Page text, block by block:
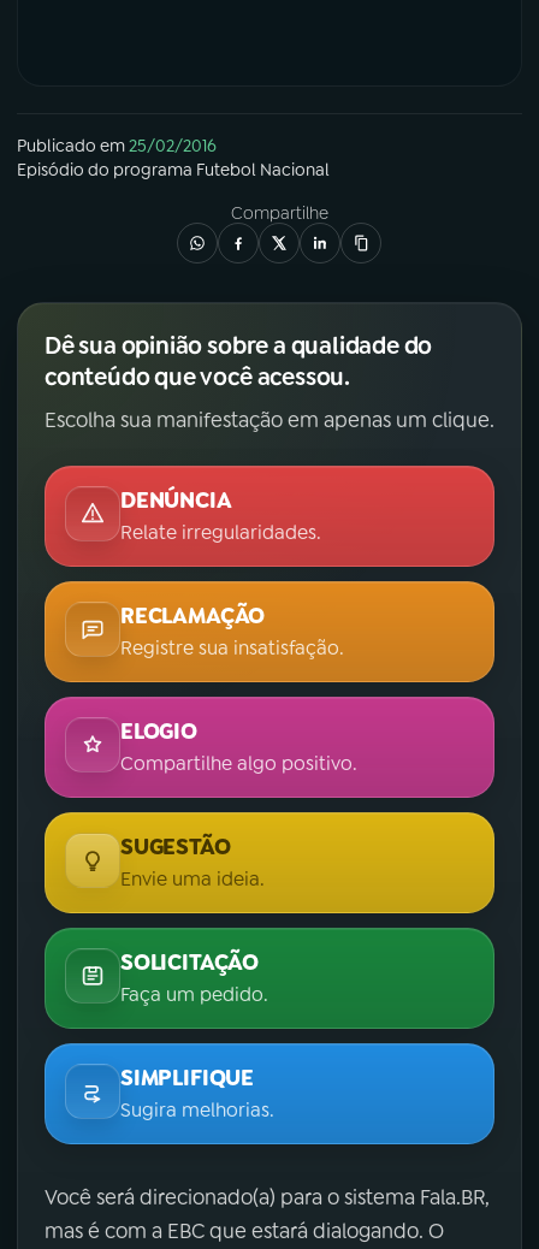
Publicado em25/02/2016
Episódio do programa Futebol Nacional
Compartilhe
Dê sua opinião sobre a qualidade do
conteúdo que você acessou.
Escolha sua manifestação em apenas um clique.
DENÚNCIA
Relate irregularidades.
RECLAMAÇÃO
Registre sua insatisfação.
ELOGIO
Compartilhe algo positivo.
SUGESTÃO
Envie uma ideia.
SOLICITAÇÃO
Faça um pedido.
SIMPLIFIQUE
Sugira melhorias.
Você será direcionado(a) para o sistema Fala.BR,
mas é com a EBC que estará dialogando. O